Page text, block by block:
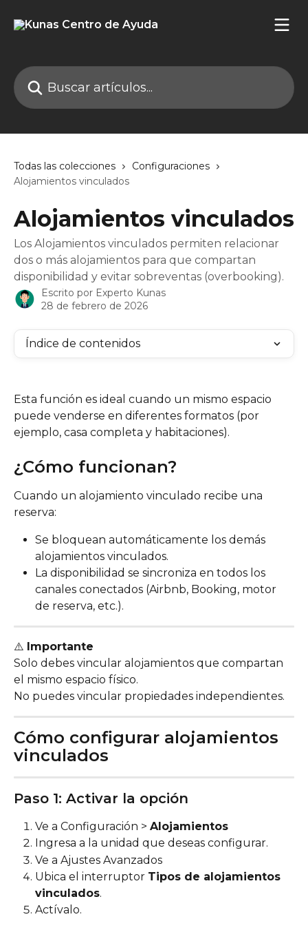
Buscar artículos...
Todas las colecciones
Configuraciones
Alojamientos vinculados
Alojamientos vinculados
Los Alojamientos vinculados permiten relacionar
dos o más alojamientos para que compartan
disponibilidad y evitar sobreventas (overbooking).
Escrito por Experto Kunas
28 de febrero de 2026
Índice de contenidos
Esta función es ideal cuando un mismo espacio
puede venderse en diferentes formatos (por
ejemplo, casa completa y habitaciones).
¿Cómo funcionan?
Cuando un alojamiento vinculado recibe una
reserva:
Se bloquean automáticamente los demás
alojamientos vinculados.
La disponibilidad se sincroniza en todos los
canales conectados (Airbnb, Booking, motor
de reserva, etc.).
⚠️ Importante
Solo debes vincular alojamientos que compartan
el mismo espacio físico.
No puedes vincular propiedades independientes.
Cómo configurar alojamientos
vinculados
Paso 1: Activar la opción
Ve a Configuración > Alojamientos
Ingresa a la unidad que deseas configurar.
Ve a Ajustes Avanzados
Ubica el interruptor Tipos de alojamientos
vinculados.
Actívalo.